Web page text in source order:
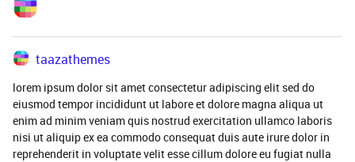
taazathemes
lorem ipsum dolor sit amet consectetur adipiscing elit sed do
eiusmod tempor incididunt ut labore et dolore magna aliqua ut
enim ad minim veniam quis nostrud exercitation ullamco laboris
nisi ut aliquip ex ea commodo consequat duis aute irure dolor in
reprehenderit in voluptate velit esse cillum dolore eu fugiat nulla